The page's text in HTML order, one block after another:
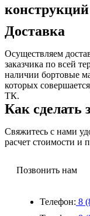
Доставка
Осуществляем
заказчика по всей
наличии бортовые
которых
ТК.
Как сделать
Свяжитесь с нами
расчет стоимости и
Позвонить нам
Телефон: 8